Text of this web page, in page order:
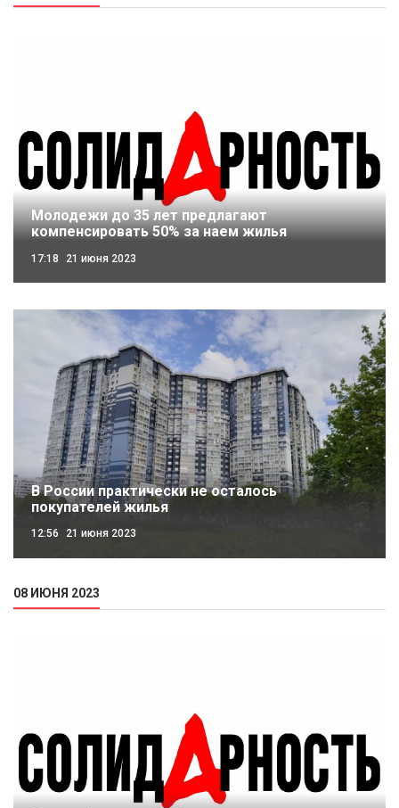
Молодежи до 35 лет предлагают
компенсировать 50% за наем жилья
17:18 21 июня 2023
В России практически не осталось
покупателей жилья
12:56 21 июня 2023
08 ИЮНЯ 2023